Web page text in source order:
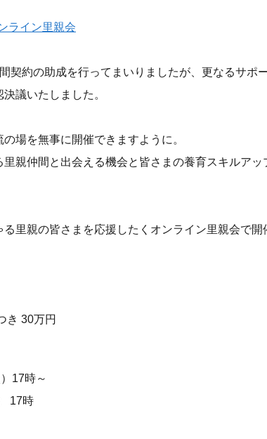
ライン里親会
契約の助成を行ってまいりましたが、更なるサポ
議いたしました。
場を無事に開催できますように。
親仲間と出会える機会と皆さまの養育スキルア
里親の皆さまを応援したくオンライン里親会で
30万円
17時～
17時